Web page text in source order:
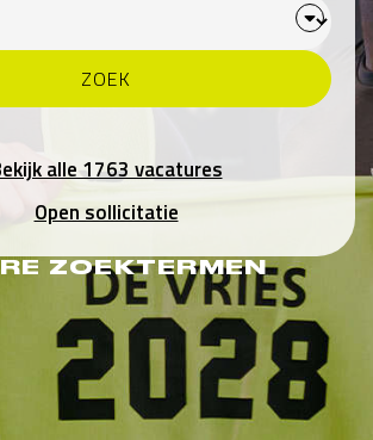
alle 1763 vacatures
Open sollicitatie
ZOEKTERMEN